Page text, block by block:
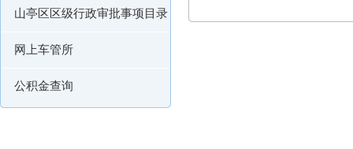
山亭区区级行政审批事项目录
网上车管所
公积金查询